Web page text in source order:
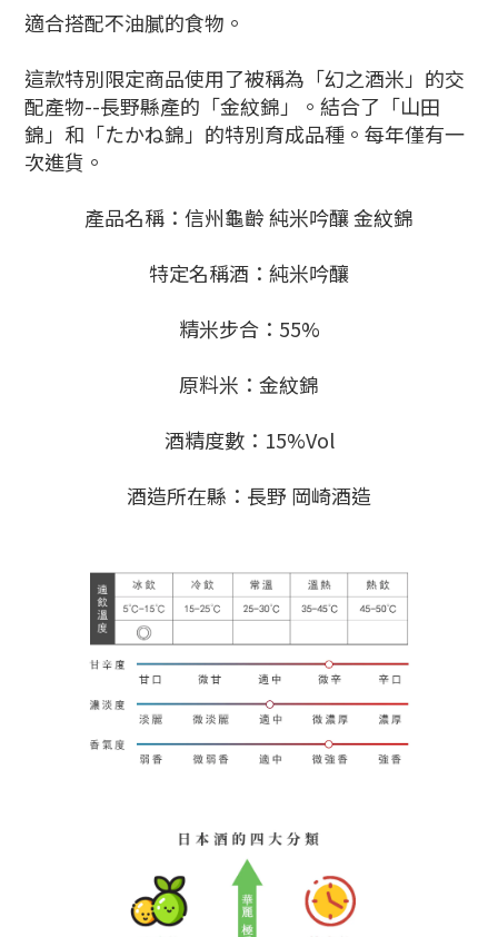
適合搭配不油膩的食物。
這款特別限定商品使用了被稱為「幻之酒米」的交
配產物--長野縣產的「金紋錦」。結合了「山田
錦」和「たかね錦」的特別育成品種。每年僅有一
次進貨。
產品名稱：信州龜齡 純米吟釀 金紋錦
特定名稱酒：純米吟釀
精米步合：55%
原料米：金紋錦
酒精度數：15%Vol
酒造所在縣：長野 岡崎酒造